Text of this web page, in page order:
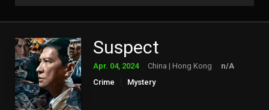
Suspect
Apr. 04, 2024 China | Hong Kong
n/A
Crime
Mystery